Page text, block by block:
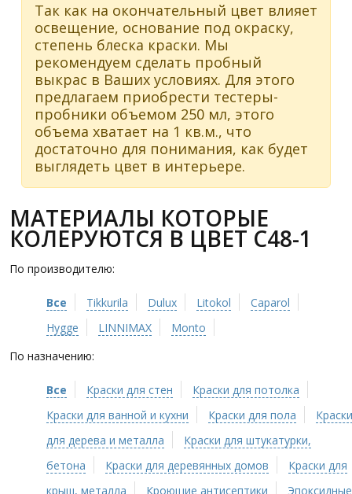
Так как на окончательный цвет влияет
освещение, основание под окраску,
степень блеска краски. Мы
рекомендуем сделать пробный
выкрас в Ваших условиях. Для этого
предлагаем приобрести тестеры-
пробники объемом 250 мл, этого
объема хватает на 1 кв.м., что
достаточно для понимания, как будет
выглядеть цвет в интерьере.
МАТЕРИАЛЫ КОТОРЫЕ
КОЛЕРУЮТСЯ В ЦВЕТ C48-1
По производителю:
Все Tikkurila Dulux Litokol
Caparol
Hygge
LINNIMAX
Monto
По назначению:
Все Краски для стен
Краски для потолка
Краски для ванной и кухни
Краски для пола
Краски
для дерева и металла
Краски для штукатурки,
бетона
Краски для деревянных домов
Краски для
крыш, металла
Кроющие антисептики
Эпоксидные